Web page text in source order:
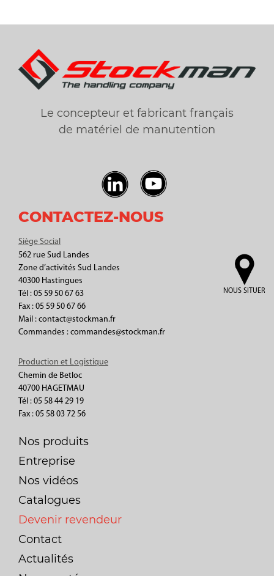
Le concepteur et fabricant français
de matériel de manutention
CONTACTEZ-NOUS
Siège Social
562 rue Sud Landes
Zone d’activités Sud Landes
40300 Hastingues
Tél : 05 59 50 67 63
Fax : 05 59 50 67 66
Mail : contact@stockman.fr
Commandes : commandes@stockman.fr
NOUS SITUER
Production et Logistique
Chemin de Betloc
40700 HAGETMAU
Tél : 05 58 44 29 19
Fax : 05 58 03 72 56
Nos produits
Entreprise
Nos vidéos
Catalogues
Devenir revendeur
Contact
Actualités